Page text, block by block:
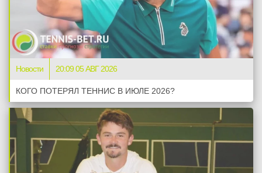
Новости 20:09 05 АВГ 2026
КОГО ПОТЕРЯЛ ТЕННИС В ИЮЛЕ 2026?